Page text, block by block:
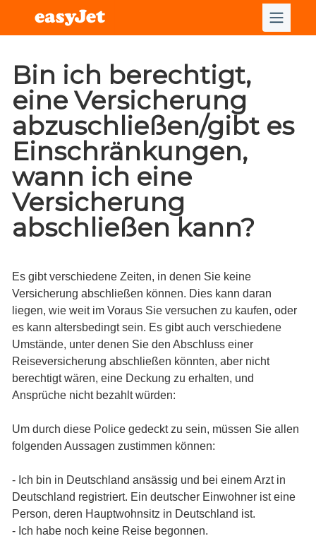
Bin ich berechtigt,
eine Versicherung
abzuschließen/gibt es
Einschränkungen,
wann ich eine
Versicherung
abschließen kann?
Es gibt verschiedene Zeiten, in denen Sie keine
Versicherung abschließen können. Dies kann daran
liegen, wie weit im Voraus Sie versuchen zu kaufen, oder
es kann altersbedingt sein. Es gibt auch verschiedene
Umstände, unter denen Sie den Abschluss einer
Reiseversicherung abschließen könnten, aber nicht
berechtigt wären, eine Deckung zu erhalten, und
Ansprüche nicht bezahlt würden:
Um durch diese Police gedeckt zu sein, müssen Sie allen
folgenden Aussagen zustimmen können:
- Ich bin in Deutschland ansässig und bei einem Arzt in
Deutschland registriert. Ein deutscher Einwohner ist eine
Person, deren Hauptwohnsitz in Deutschland ist.
- Ich habe noch keine Reise begonnen.